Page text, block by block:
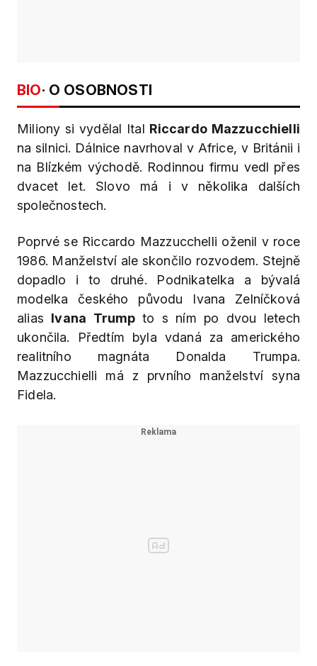
BIO· O OSOBNOSTI
Miliony si vydělal Ital Riccardo Mazzucchielli
na silnici. Dálnice navrhoval v Africe, v Británii i
na Blízkém východě. Rodinnou firmu vedl přes
dvacet let. Slovo má i v několika dalších
společnostech.
Poprvé se Riccardo Mazzucchelli oženil v roce
1986. Manželství ale skončilo rozvodem. Stejně
dopadlo i to druhé. Podnikatelka a bývalá
modelka českého původu Ivana Zelníčková
alias Ivana Trump to s ním po dvou letech
ukončila. Předtím byla vdaná za amerického
realitního magnáta Donalda Trumpa.
Mazzucchielli má z prvního manželství syna
Fidela.